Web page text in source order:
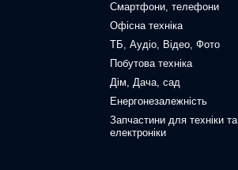
Смартфони, телефони
Офісна техніка
ТБ, Аудіо, Відео, Фото
Побутова техніка
Дім, Дача, сад
Енергонезалежність
Запчастини для техніки та
електроніки